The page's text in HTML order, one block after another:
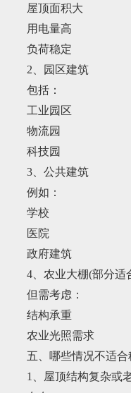
屋顶面积大
用电量高
负荷稳定
2、园区建筑
包括：
工业园区
物流园
科技园
3、公共建筑
例如：
学校
医院
政府建筑
4、农业大棚(部分适
但需考虑：
结构承重
农业光照需求
五、哪些情况不适合
1、屋顶结构复杂或